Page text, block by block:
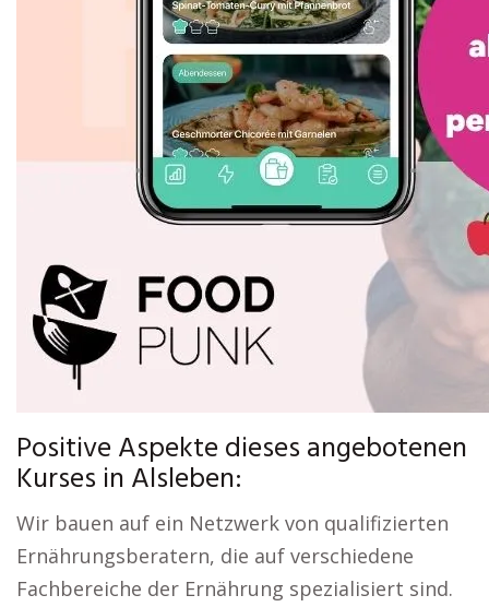
Positive Aspekte dieses angebotenen
Kurses in Alsleben:
Wir bauen auf ein Netzwerk von qualifizierten
Ernährungsberatern, die auf verschiedene
Fachbereiche der Ernährung spezialisiert sind.